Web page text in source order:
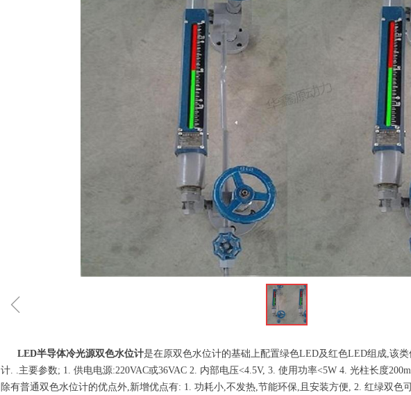
ꁆ
LED半导体冷光源双色水位计是在原双色水位计的基础上配置绿色LED及红色LED组成,该
计. .主要参数; 1. 供电电源:220VAC或36VAC 2. 内部电压<4.5V, 3. 使用功率<5W 4. 光柱长度
除有普通双色水位计的优点外,新增优点有: 1. 功耗小,不发热,节能环保,且安装方便, 2. 红绿双色